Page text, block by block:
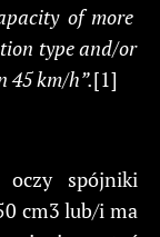
ofmore
typeand/or
45km/h”.[1]
spójniki
cm3 lub/i ma